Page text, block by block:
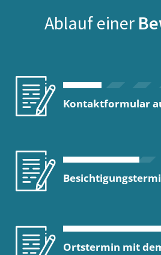
Ablauf einer
Kontaktformular
Ortstermin mit